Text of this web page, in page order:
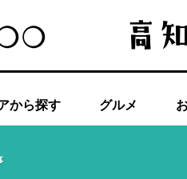
から探す グルメ